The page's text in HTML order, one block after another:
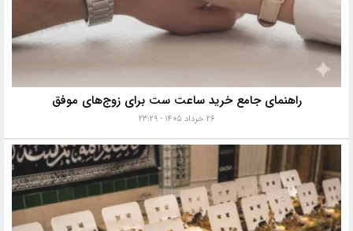
راهنمای جامع خرید ساعت ست برای زوج‌های موفق
۲۶ خرداد ۱۴۰۵ - ۲۳:۲۹